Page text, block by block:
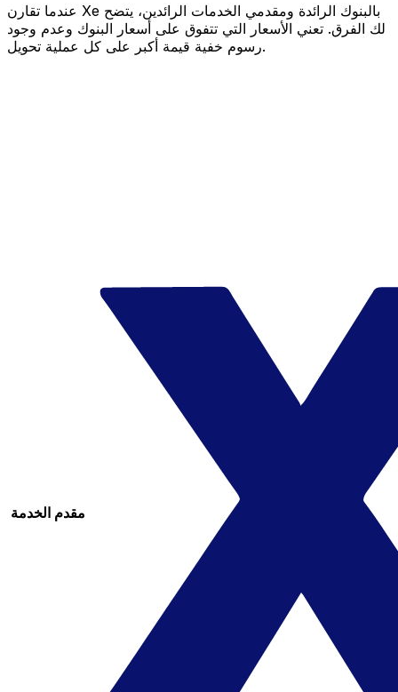
عندما تقارن Xe بالبنوك الرائدة ومقدمي الخدمات الرائدين، يتضح
لك الفرق. تعني الأسعار التي تتفوق على أسعار البنوك وعدم وجود
رسوم خفية قيمة أكبر على كل عملية تحويل.
مقدم الخدمة